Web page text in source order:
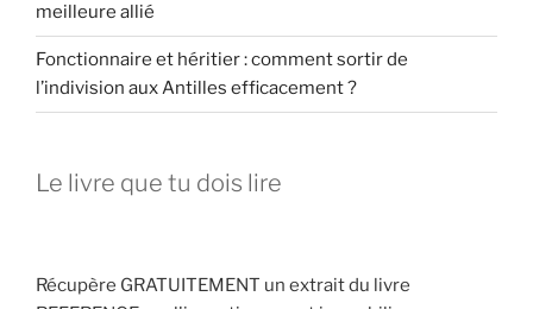
meilleure allié
Fonctionnaire et héritier : comment sortir de
l’indivision aux Antilles efficacement ?
Le livre que tu dois lire
Récupère GRATUITEMENT un extrait du livre